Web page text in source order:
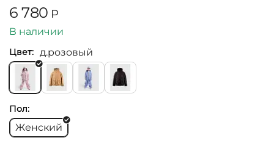
6 780 Р
В наличии
Цвет: д.розовый
Пол:
Женский